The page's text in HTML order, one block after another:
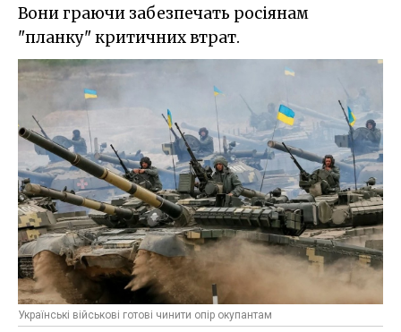
Вони граючи забезпечать росіянам
"планку" критичних втрат.
Українські військові готові чинити опір окупантам